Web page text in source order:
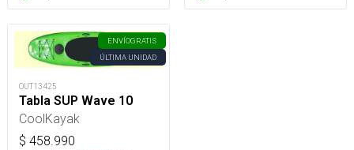
ENVÍOGRATIS
ÚLTIMA UNIDAD
OUT13425
Tabla SUP Wave 10
CoolKayak
$ 458.990